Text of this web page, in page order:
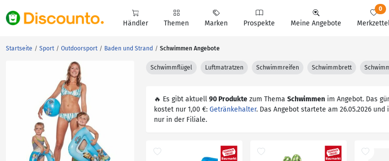
Händler Themen Marken Prospekte Meine Angebote
0
Startseite Sport Outdoorsport Baden und Strand Schwimmen Angebote
Schwimmflügel Luftmatratzen Schwimmreifen Schwimmbrett
🔥 Es gibt aktuell 90 Produkte zum Thema Schwimmen im Angebot. Das
kostet nur 1,00 €: Getränkehalter. Das Angebot startete am 26.05.2026
nur in der Filiale.